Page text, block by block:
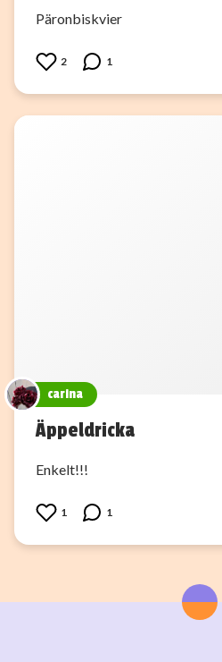
Päronbiskvier
2 1
carina
Äppeldricka
Enkelt!!!
1 1